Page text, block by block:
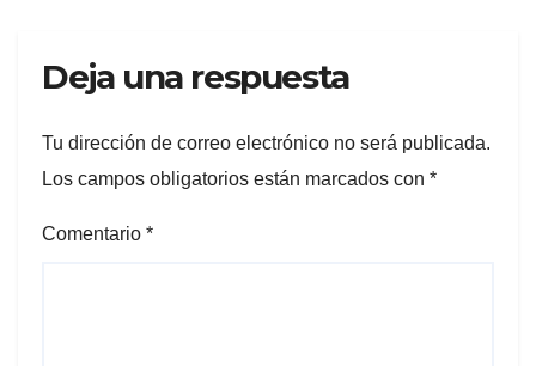
Deja una respuesta
Tu dirección de correo electrónico no será publicada.
Los campos obligatorios están marcados con *
Comentario *